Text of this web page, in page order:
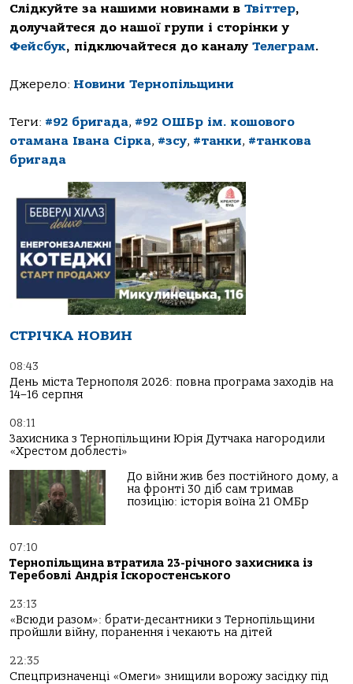
Слідкуйте за нашими новинами в Твіттер,
долучайтеся до нашої групи і сторінки у
Фейсбук, підключайтеся до каналу Телеграм.
Джерело: Новини Тернопільщини
Теги: #92 бригада, #92 ОШБр ім. кошового
отамана Івана Сірка, #зсу, #танки, #танкова
бригада
СТРІЧКА НОВИН
08:43
День міста Тернополя 2026: повна програма заходів на
14–16 серпня
08:11
Захисника з Тернопільщини Юрія Дутчака нагородили
«Хрестом доблесті»
До війни жив без постійного дому, а
на фронті 30 діб сам тримав
позицію: історія воїна 21 ОМБр
07:10
Тернопільщина втратила 23-річного захисника із
Теребовлі Андрія Іскоростенського
23:13
«Всюди разом»: брати-десантники з Тернопільщини
пройшли війну, поранення і чекають на дітей
22:35
Спецпризначенці «Омеги» знищили ворожу засідку під